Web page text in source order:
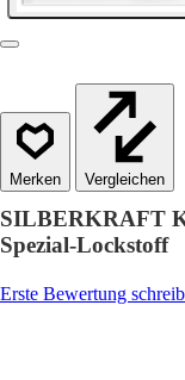
Vergleichen
SILBERKRAFT
Spezial-Lockstoff
Erste Bewertung